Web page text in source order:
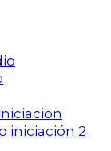
iniciación 2